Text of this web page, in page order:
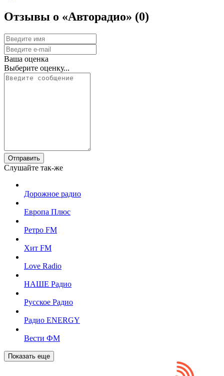
Отзывы о «Авторадио» (0)
Ваша оценка
Выберите оценку...
Отправить
Слушайте так-же
Дорожное радио
Европа Плюс
Ретро FM
Хит FM
Love Radio
НАШЕ Радио
Русское Радио
Радио ENERGY
Вести ФМ
Показать еще